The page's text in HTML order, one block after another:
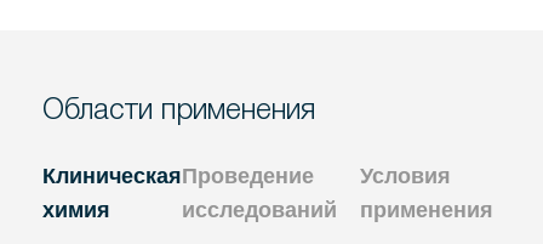
Области применения
Клиническая
химия
Проведение
исследований
Условия
применения